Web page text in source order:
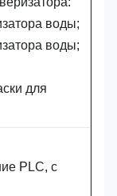
воды;
воды;
для
PLC, с